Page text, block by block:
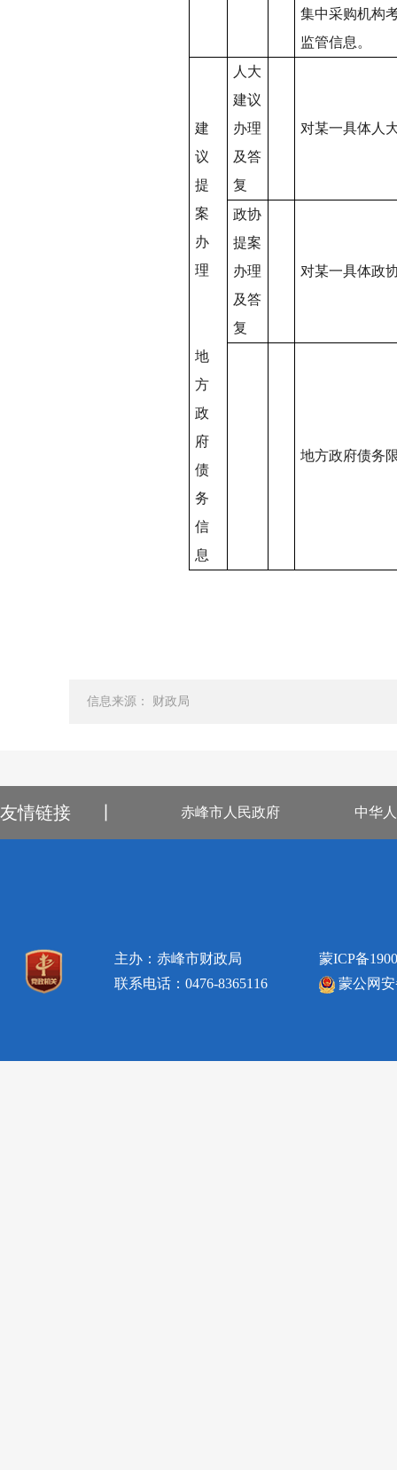
集中采购机构
监管信息。
建
议
提
案
办
理
人大
建议
办理
及答
复
对某一具体人
政协
提案
办理
及答
复
对某一具体政
地
方
政
府
债
务
信
息
地方政府债务
信息来源： 财政局
友情链接 赤峰市人民政府 中华
主办：赤峰市财政局
联系电话：0476-8365116
蒙ICP备
蒙公网安